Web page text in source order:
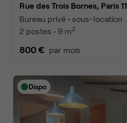
Rue des Trois Bornes, Paris 11
Bureau privé • sous-location
2 postes • 9 m2
800 € par mois
Dispo